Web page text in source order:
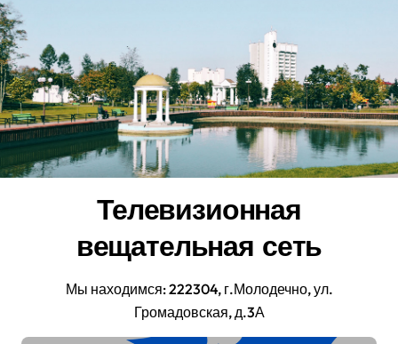
Перейти
к
содержанию
Телевизионная
вещательная сеть
Мы находимся: 222304, г.Молодечно, ул.
Громадовская, д.3А